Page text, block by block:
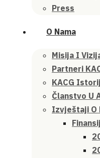
Press
O Nama
Misija I
Partneri
KACG
Članstvo U
Izvještaji O